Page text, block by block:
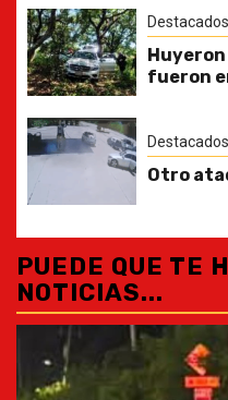
Destacados
Huyeron
fueron
Destacados
Otro
PUEDE QUE TE
NOTICIAS...